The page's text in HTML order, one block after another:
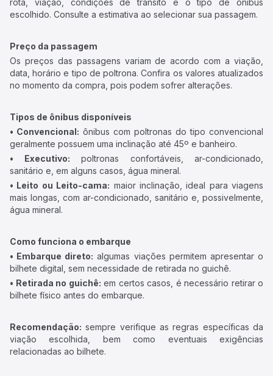
rota, viação, condições de trânsito e o tipo de ônibus
escolhido. Consulte a estimativa ao selecionar sua passagem.
Preço da passagem
Os preços das passagens variam de acordo com a viação,
data, horário e tipo de poltrona. Confira os valores atualizados
no momento da compra, pois podem sofrer alterações.
Tipos de ônibus disponíveis
• Convencional: ônibus com poltronas do tipo convencional
geralmente possuem uma inclinação até 45º e banheiro.
• Executivo: poltronas confortáveis, ar-condicionado,
sanitário e, em alguns casos, água mineral.
• Leito ou Leito-cama: maior inclinação, ideal para viagens
mais longas, com ar-condicionado, sanitário e, possivelmente,
água mineral.
Como funciona o embarque
• Embarque direto: algumas viações permitem apresentar o
bilhete digital, sem necessidade de retirada no guichê.
• Retirada no guichê: em certos casos, é necessário retirar o
bilhete físico antes do embarque.
Recomendação: sempre verifique as regras específicas da
viação escolhida, bem como eventuais exigências
relacionadas ao bilhete.